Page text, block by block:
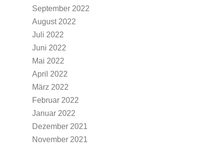
September 2022
August 2022
Juli 2022
Juni 2022
Mai 2022
April 2022
März 2022
Februar 2022
Januar 2022
Dezember 2021
November 2021